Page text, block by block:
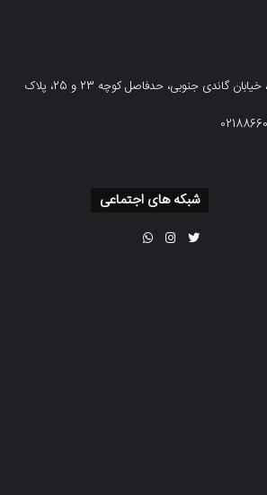
تهران، ونک، خیابان گاندی جنوبی، حدفاصل کوچه 23 و 25، پلاک
شبکه های اجتماعی